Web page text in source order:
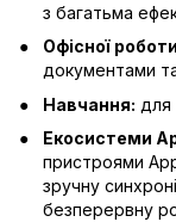
з багатьма
Офісної
документами
Навчання: для
Екосистеми
пристроями
зручну
безперервну